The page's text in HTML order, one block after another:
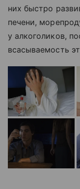
них быстро
печени,
у алкоголиков,
всасываемость